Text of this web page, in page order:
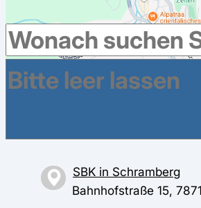
SBK in Schramberg
Bahnhofstraße 15,